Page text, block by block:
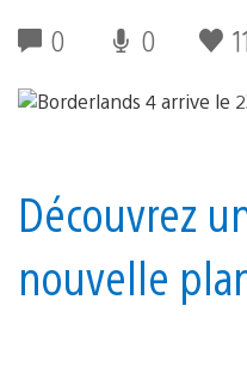
0 0
Découvrez
nouvelle